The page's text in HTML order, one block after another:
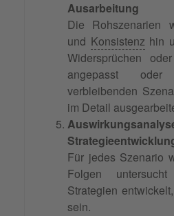
Ausarbeitung
Die Rohszenarien
und Konsistenz hin
Widersprüchen
angepasst
verbleibenden
im Detail
Für jedes Szenario
Folgen
Strategien
sein.